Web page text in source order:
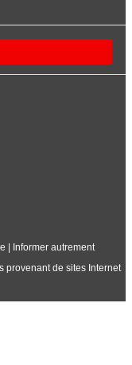
| Informer autrement
provenant de sites Internet